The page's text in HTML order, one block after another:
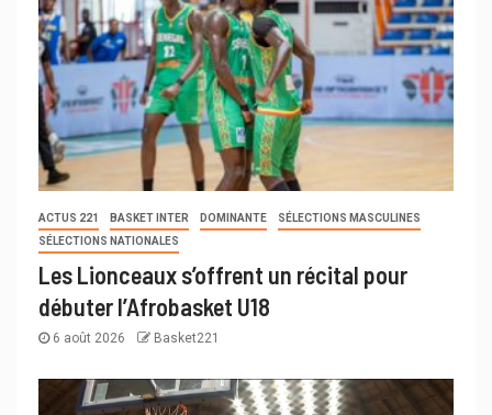
ACTUS 221 BASKET INTER DOMINANTE
SÉLECTIONS MASCULINES
SÉLECTIONS NATIONALES
Les Lionceaux s’offrent un récital pour
débuter l’Afrobasket U18
6 août 2026 Basket221